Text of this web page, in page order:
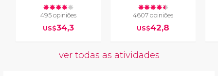
495 opiniões
US$34,3
4607 opiniões
US$42,8
ver todas as atividades